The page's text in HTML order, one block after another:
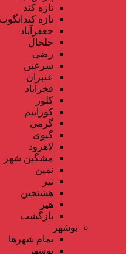
تازه کند
تازه کندانگوت
جعفرآباد
خلخال
رضی
سرعین
عنبران
فخرآباد
کلور
کوراییم
گرمی
گیوی
لاهرود
مشگین شهر
نمین
نیر
هشتجین
هیر
بازگشت
بوشهر
تمام شهر‌ها
بوشهر